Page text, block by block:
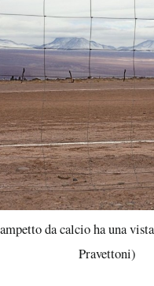
da calcio ha una
Pravettoni)